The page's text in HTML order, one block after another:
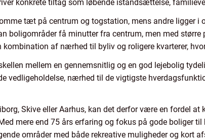
konkrete tiltag som løbende istandsættelse,
tæt på centrum og togstation, mens andre ligger i
boligområder få minutter fra centrum, men med
kombination af nærhed til byliv og roligere kvarterer,
mellem en gennemsnitlig og en god lejebolig
vedligeholdelse, nærhed til de vigtigste
Skive eller Aarhus, kan det derfor være en fordel
mere end 75 års erfaring og fokus på gode boliger
områder med både rekreative muligheder og kort